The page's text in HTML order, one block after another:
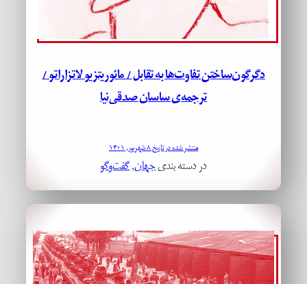
دگرگون‌ساختن تفاوت‌ها به تقابل / مائوریتزیو لاتزاراتو /
ترجمه‌ی ساسان صدقی‌نیا
منتشر شده در تاریخ ۸ شهریور, ۱۴۰۱
در دسته بندیجهان, گفت‌وگو